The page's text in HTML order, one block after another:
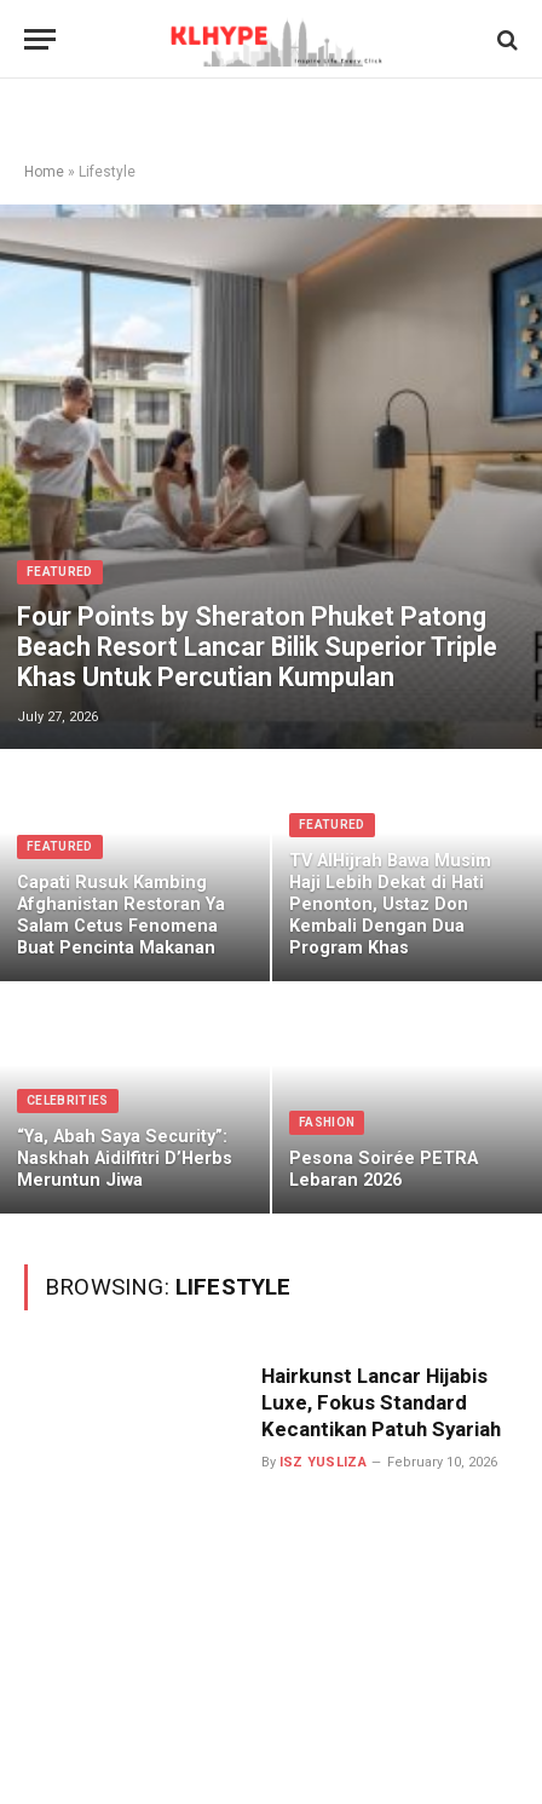
Home » Lifestyle
FEATURED
Four Points by Sheraton Phuket Patong
Beach Resort Lancar Bilik Superior Triple
Khas Untuk Percutian Kumpulan
July 27, 2026
FEATURED
Capati Rusuk Kambing
Afghanistan Restoran Ya
Salam Cetus Fenomena
Buat Pencinta Makanan
FEATURED
TV AlHijrah Bawa Musim
Haji Lebih Dekat di Hati
Penonton, Ustaz Don
Kembali Dengan Dua
Program Khas
CELEBRITIES
“Ya, Abah Saya Security”:
Naskhah Aidilfitri D’Herbs
Meruntun Jiwa
FASHION
Pesona Soirée PETRA
Lebaran 2026
BROWSING: LIFESTYLE
Hairkunst Lancar Hijabis
Luxe, Fokus Standard
Kecantikan Patuh Syariah
By ISZ YUSLIZA February 10, 2026